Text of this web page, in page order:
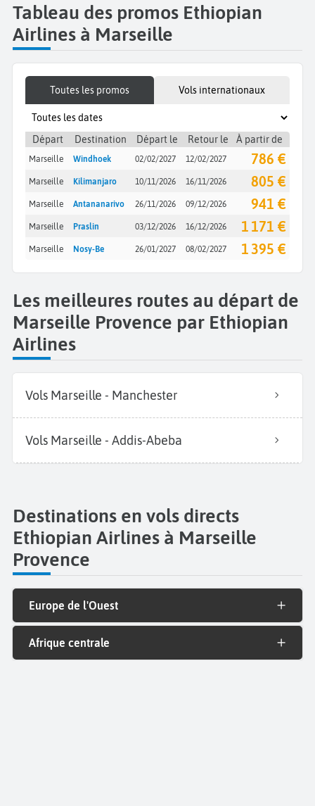
Tableau des promos Ethiopian
Airlines à Marseille
Toutes les promos Vols internationaux
Départ Destination Départ le Retour le À partir de
Marseille Windhoek 02/02/2027 12/02/2027 786 €
Marseille Kilimanjaro 10/11/2026 16/11/2026 805 €
Marseille Antananarivo 26/11/2026 09/12/2026 941 €
Marseille Praslin 03/12/2026 16/12/2026 1 171 €
Marseille Nosy-Be 26/01/2027 08/02/2027 1 395 €
Les meilleures routes au départ de
Marseille Provence par Ethiopian
Airlines
Vols Marseille - Manchester
Vols Marseille - Addis-Abeba
Destinations en vols directs
Ethiopian Airlines à Marseille
Provence
Europe de l'Ouest
Afrique centrale